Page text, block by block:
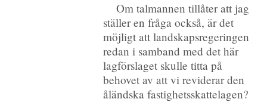
Om talmannen tillåter att jag
ställer en fråga också, är det
möjligt att landskapsregeringen
redan i samband med det här
lagförslaget skulle titta på
behovet av att vi reviderar den
åländska fastighetsskattelagen?